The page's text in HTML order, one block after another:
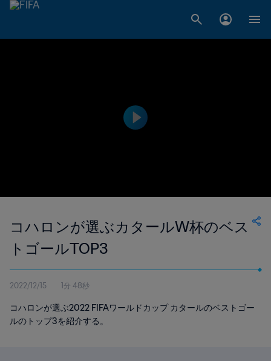
コハロンが選ぶカタールW杯のベス
トゴールTOP3
2022/12/15 1分 48秒
コハロンが選ぶ2022 FIFAワールドカップ カタールのベストゴー
ルのトップ3を紹介する。